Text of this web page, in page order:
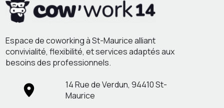
Espace de coworking à St-Maurice alliant
convivialité, flexibilité, et services adaptés aux
besoins des professionnels.
14 Rue de Verdun, 94410 St-
Maurice